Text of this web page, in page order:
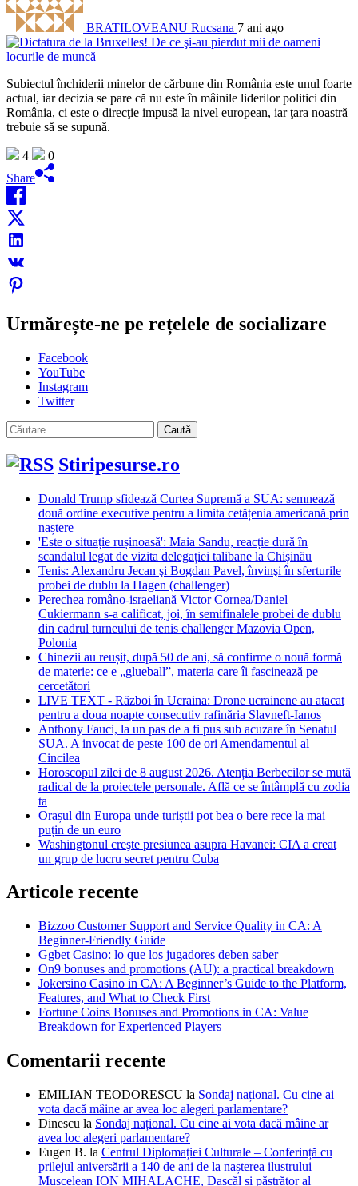
BRATILOVEANU Rucsana 7 ani ago
Subiectul închiderii minelor de cărbune din România este unul foarte
actual, iar decizia se pare că nu este în mâinile liderilor politici din
România, ci este o direcţie impusă la nivel european, iar ţara noastră
trebuie să se supună.
4
0
Share
Urmărește-ne pe rețelele de socializare
Facebook
YouTube
Instagram
Twitter
Caută
după:
Stiripesurse.ro
Donald Trump sfidează Curtea Supremă a SUA: semnează
două ordine executive pentru a limita cetățenia americană prin
naștere
'Este o situație rușinoasă': Maia Sandu, reacție dură în
scandalul legat de vizita delegației talibane la Chișinău
Tenis: Alexandru Jecan şi Bogdan Pavel, învinşi în sferturile
probei de dublu la Hagen (challenger)
Perechea româno-israeliană Victor Cornea/Daniel
Cukiermann s-a calificat, joi, în semifinalele probei de dublu
din cadrul turneului de tenis challenger Mazovia Open,
Polonia
Chinezii au reușit, după 50 de ani, să confirme o nouă formă
de materie: ce e „glueball”, materia care îi fascinează pe
cercetători
LIVE TEXT - Război în Ucraina: Drone ucrainene au atacat
pentru a doua noapte consecutiv rafinăria Slavneft-Ianos
Anthony Fauci, la un pas de a fi pus sub acuzare în Senatul
SUA. A invocat de peste 100 de ori Amendamentul al
Cincilea
Horoscopul zilei de 8 august 2026. Atenția Berbecilor se mută
radical de la proiectele personale. Află ce se întâmplă cu zodia
ta
Orașul din Europa unde turiștii pot bea o bere rece la mai
puțin de un euro
Washingtonul creşte presiunea asupra Havanei: CIA a creat
un grup de lucru secret pentru Cuba
Articole recente
Bizzoo Customer Support and Service Quality in CA: A
Beginner-Friendly Guide
Ggbet Casino: lo que los jugadores deben saber
On9 bonuses and promotions (AU): a practical breakdown
Jokersino Casino in CA: A Beginner’s Guide to the Platform,
Features, and What to Check First
Fortune Coins Bonuses and Promotions in CA: Value
Breakdown for Experienced Players
Comentarii recente
EMILIAN TEODORESCU la Sondaj național. Cu cine ai
vota dacă mâine ar avea loc alegeri parlamentare?
Dinescu la Sondaj național. Cu cine ai vota dacă mâine ar
avea loc alegeri parlamentare?
Eugen B. la Centrul Diplomației Culturale – Conferință cu
prilejul aniversării a 140 de ani de la nașterea ilustrului
Muscelean ION MIHALACHE, Dascăl și păstrător al